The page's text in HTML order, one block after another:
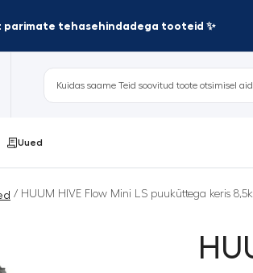
parimate tehasehindadega tooteid ✨
Uued
/ HUUM HIVE Flow Mini LS puuküttega keris